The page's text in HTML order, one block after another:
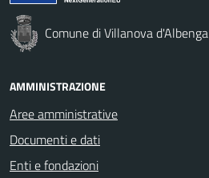
Comune di Villanova d'Albenga
AMMINISTRAZIONE
Aree amministrative
Documenti e dati
Enti e fondazioni